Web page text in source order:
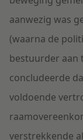
aanwezig was
(waarna de
bestuurder aan
concludeerde
voldoende
verstrekkende